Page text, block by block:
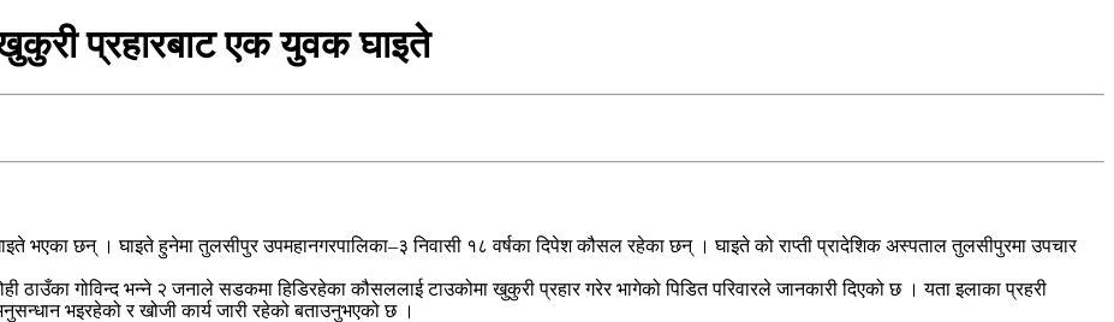
प्रहारबाट एक युवक घाइते
भएका छन् । घाइते हुनेमा तुलसीपुर उपमहानगरपालिका–३ निवासी १८ वर्षका दिपेश कौसल रहेका छन् । घाइते को राप्ती प्रादेशिक अस्पताल तुलसीपुरमा उपचार
गोविन्द भन्ने २ जनाले सडकमा हिडिरहेका कौसललाई टाउकोमा खुकुरी प्रहार गरेर भागेको पिडित परिवारले जानकारी दिएको छ । यता इलाका प्रहरी
भइरहेको र खोजी कार्य जारी रहेको बताउनुभएको छ ।